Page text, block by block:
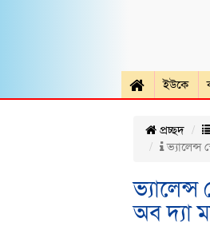
ইউকে
প্রচ্ছদ
ভ্যালেন্স
অব দ্যা